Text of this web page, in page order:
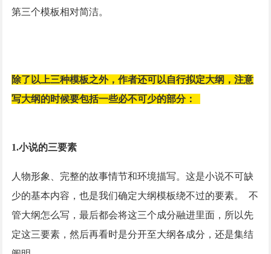
第三个模板相对简洁。
除了以上三种模板之外，作者还可以自行拟定大纲，注意
写大纲的时候要包括一些必不可少的部分：
1.小说的三要素
人物形象、完整的故事情节和环境描写。这是小说不可缺
少的基本内容，也是我们确定大纲模板绕不过的要素。
不
管大纲怎么写，最后都会将这三个成分融进里面，所以先
定这三要素，然后再看时是分开至大纲各成分，还是集结